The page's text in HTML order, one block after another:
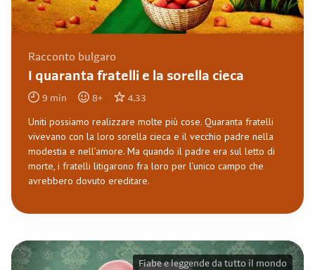
Racconto bulgaro
I quaranta fratelli e la sorella cieca
9 min 8+ 4.33
Uniti possiamo realizzare molte più cose. Quaranta fratelli
vivevano con la loro sorella cieca e il vecchio padre nella
modestia e nell’amore. Ma quando il padre era sul letto di
morte, i fratelli litigarono fra loro per l’unico campo che
avrebbero dovuto ereditare.
Fiabe e leggende da tutto il mondo